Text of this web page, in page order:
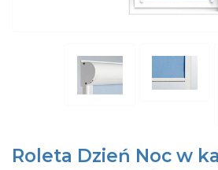
Roleta Dzień Noc w